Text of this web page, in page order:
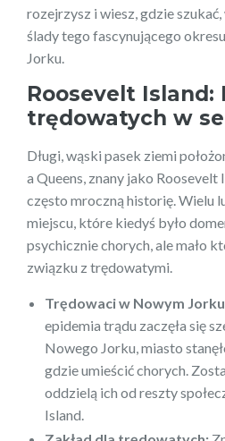
rozejrzysz i wiesz, gdzie
ślady tego fascynującego
Jorku.
Roosevelt Island:
trędowatych w
Długi, wąski pasek ziemi
a Queens, znany jako Roosevelt
często mroczną historię. Wielu
miejscu, które kiedyś było
psychicznie chorych, ale mało
związku z trędowatymi.
Trędowaci w Nowym
epidemia trądu zaczęła się
Nowego Jorku, miasto
gdzie umieścić chorych.
oddzielą ich od reszty
Island.